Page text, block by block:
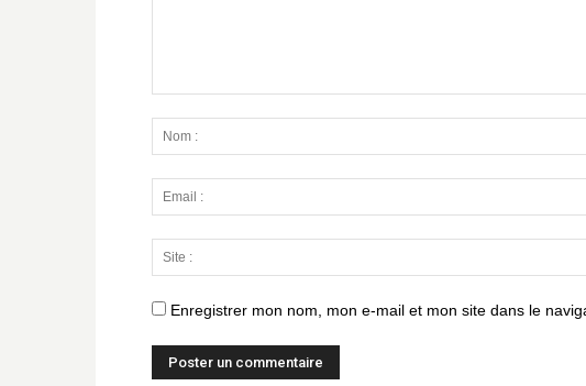
Enregistrer mon nom, mon e-mail et mon site dans le